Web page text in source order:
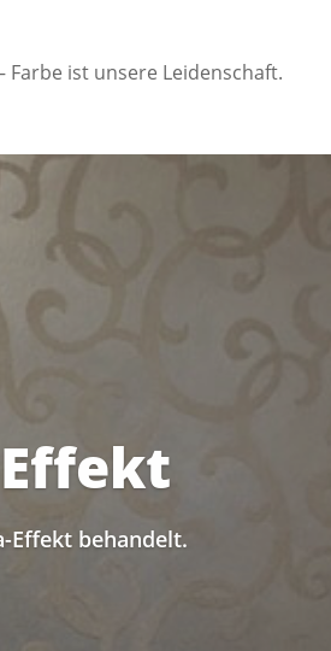
ist unsere Leidenschaft.
Effekt behandelt.